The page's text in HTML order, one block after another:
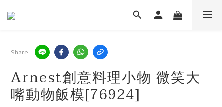
Share
Arnest創意料理小物 微笑大
嘴動物飯模[76924]